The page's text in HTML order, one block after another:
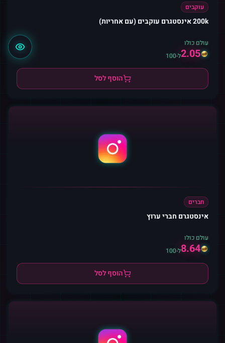
עוקבים
200k אינסטגרם עוקבים (עם אחריות)
עולם כולו
2.05ל-100
הוסף לסל
חברים
אינסטגרם חברי ערוץ
עולם כולו
8.64ל-100
הוסף לסל